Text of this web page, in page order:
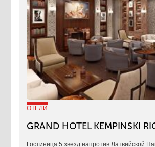
ОТЕЛИ
GRAND HOTEL KEMPINSKI
Гостиница 5 звезд напротив Латвийской